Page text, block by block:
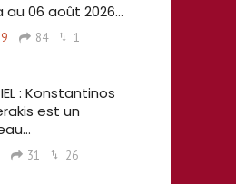
au 06 août 2026…
84 1
: Konstantinos
est un
31 26